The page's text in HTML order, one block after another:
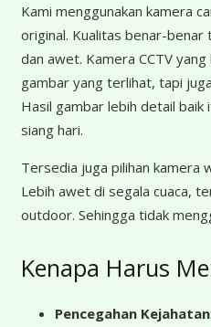
Kami menggunakan kamera
original. Kualitas benar-benar
dan awet. Kamera CCTV
gambar yang terlihat, tapi
Hasil gambar lebih detail baik
siang hari.
Tersedia juga pilihan kamera
Lebih awet di segala cuaca,
outdoor. Sehingga tidak
Kenapa Harus
Pencegahan Kejahatan